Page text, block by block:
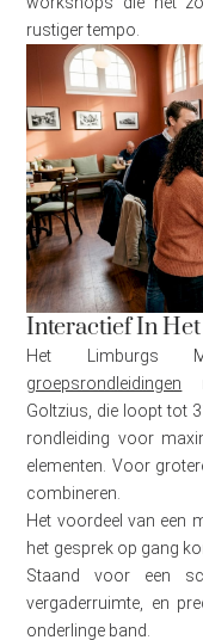
rustiger tempo.
Interactief In
Het Limburgs
groepsrondleidingen
Goltzius, die loopt tot
rondleiding voor
elementen. Voor
combineren.
Het voordeel van een
het gesprek op gang
Staand voor een
vergaderruimte, en
onderlinge band.